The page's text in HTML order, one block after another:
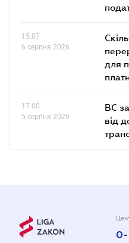
15.07
6 серпня 2026
для
17.00
5 серпня 2026
ВС
від
0-